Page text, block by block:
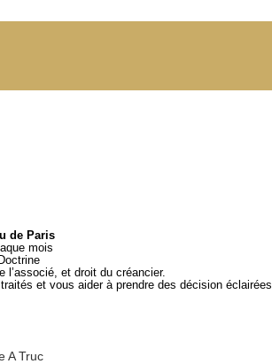
de Paris
mois
Doctrine
l’associé, et droit du créancier.
et vous aider à prendre des décision éclairées
A Truc